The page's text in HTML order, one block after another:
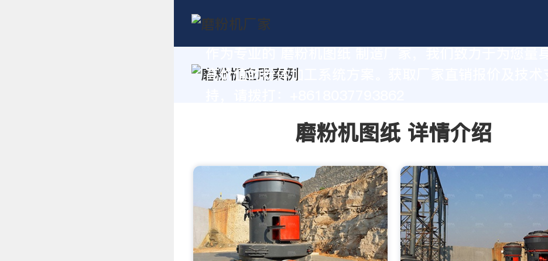
高价值的粉体加工系统方案。获取厂家直销报价及技术支
磨粉机图纸 详情介绍